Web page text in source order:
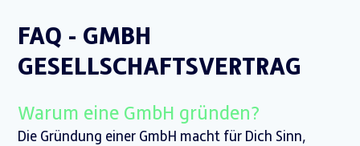
FAQ - GMBH
GESELLSCHAFTSVERTRAG
Warum eine GmbH gründen?
Die Gründung einer GmbH macht für Dich Sinn,